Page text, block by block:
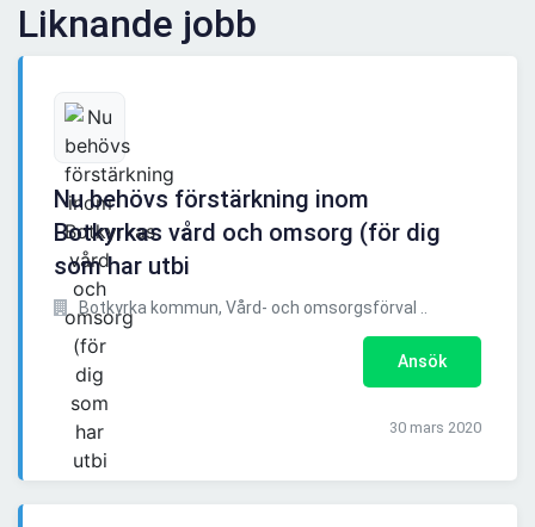
Liknande jobb
Nu behövs förstärkning inom
Botkyrkas vård och omsorg (för dig
som har utbi
Botkyrka kommun, Vård- och omsorgsförval ..
Ansök
30 mars 2020